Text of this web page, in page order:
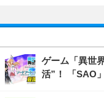
ゲーム「異世
活”！ 「SAO